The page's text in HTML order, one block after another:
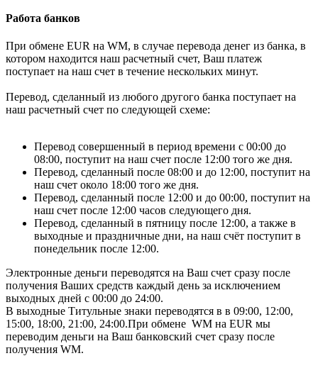
Работа банков
При обмене EUR на WM, в случае перевода денег из банка, в
котором находится наш расчетный счет, Ваш платеж
поступает на наш счет в течение нескольких минут.
Перевод, сделанный из любого другого банка поступает на
наш расчетный счет по следующей схеме:
Перевод совершенный в период времени c 00:00 до
08:00, поступит на наш счет после 12:00 того же дня.
Перевод, сделанный после 08:00 и до 12:00, поступит на
наш счет около 18:00 того же дня.
Перевод, сделанный после 12:00 и до 00:00, поступит на
наш счет после 12:00 часов следующего дня.
Перевод, сделанный в пятницу после 12:00, а также в
выходные и праздничные дни, на наш счёт поступит в
понедельник после 12:00.
Электронные деньги переводятся на Ваш счет сразу после
получения Ваших средств каждый день за исключением
выходных дней с 00:00 до 24:00.
В выходные Титульные знаки переводятся в в 09:00, 12:00,
15:00, 18:00, 21:00, 24:00.При обмене WM на EUR мы
переводим деньги на Ваш банковский счет сразу после
получения WM.